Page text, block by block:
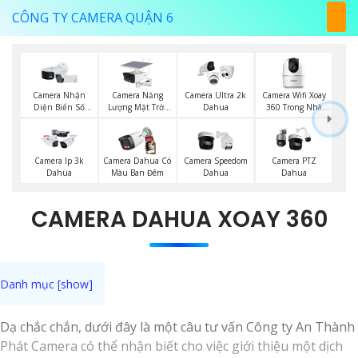
CÔNG TY CAMERA QUẬN 6
Camera Nhận
Diện Biển Số
Camera Năng
Lượng Mặt Trời
Camera Ultra 2k
Dahua
Camera Wifi Xoay
360 Trong Nhà
Camera Ip 3k
Dahua
Camera Dahua Có
Màu Ban Đêm
Camera Speedom
Dahua
Camera PTZ
Dahua
CAMERA DAHUA XOAY 360
Dạ chắc chắn, dưới đây là một câu tư vấn Công ty An Thành
Phát Camera có thể nhận biết cho việc giới thiệu một dịch